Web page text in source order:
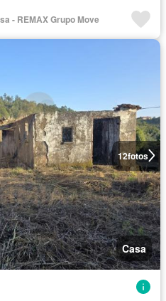
- REMAX Grupo Move
12fotos
Casa